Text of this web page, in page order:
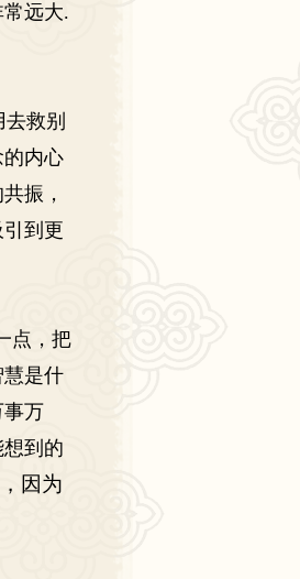
远大.
救别
内心
振，
到更
点，把
是什
事万
到的
因为